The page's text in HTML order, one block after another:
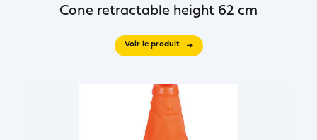
Cone retractable height 62 cm
Voir le produit